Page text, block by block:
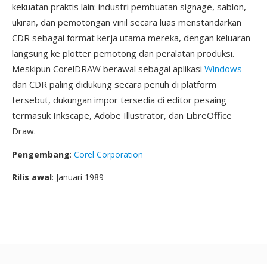
kekuatan praktis lain: industri pembuatan signage, sablon,
ukiran, dan pemotongan vinil secara luas menstandarkan
CDR sebagai format kerja utama mereka, dengan keluaran
langsung ke plotter pemotong dan peralatan produksi.
Meskipun CorelDRAW berawal sebagai aplikasi Windows
dan CDR paling didukung secara penuh di platform
tersebut, dukungan impor tersedia di editor pesaing
termasuk Inkscape, Adobe Illustrator, dan LibreOffice
Draw.
Pengembang: Corel Corporation
Rilis awal: Januari 1989